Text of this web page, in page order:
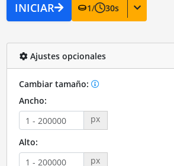
INICIAR 1/ 30s
Ajustes opcionales
Cambiar tamaño:
Ancho:
px
Alto:
px